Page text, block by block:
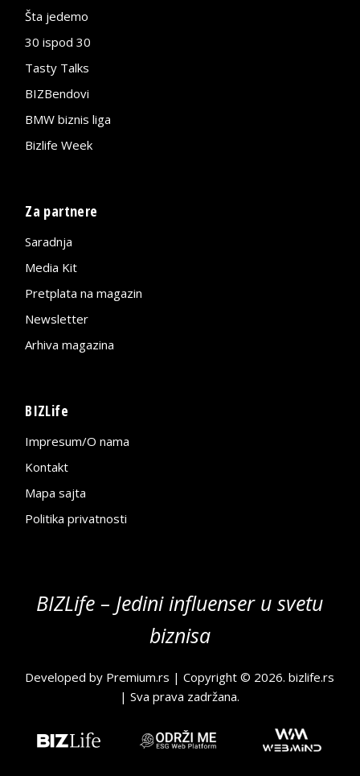
Šta jedemo
30 ispod 30
Tasty Talks
BIZBendovi
BMW biznis liga
Bizlife Week
Za partnere
Saradnja
Media Kit
Pretplata na magazin
Newsletter
Arhiva magazina
BIZLife
Impresum/O nama
Kontakt
Mapa sajta
Politika privatnosti
BIZLife – Jedini influenser u svetu
biznisa
Developed by Premium.rs | Copyright © 2026.bizlife.rs
| Sva prava zadržana.